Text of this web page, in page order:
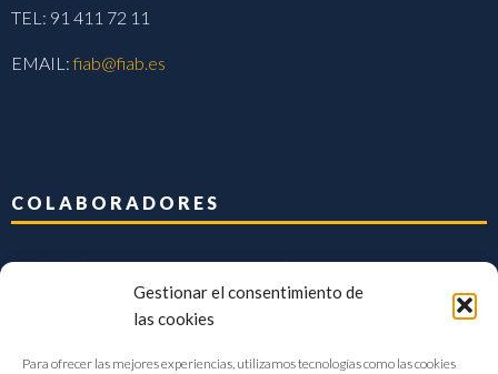
Gestionar el consentimiento de
las cookies
Para ofrecer las mejores experiencias, utilizamos tecnologías como las cookies
TEL: 91 411 72 11
EMAIL:fiab@fiab.es
COLABORADORES